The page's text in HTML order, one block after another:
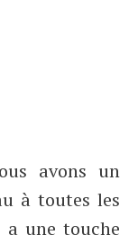
avons un
à toutes les
une touche